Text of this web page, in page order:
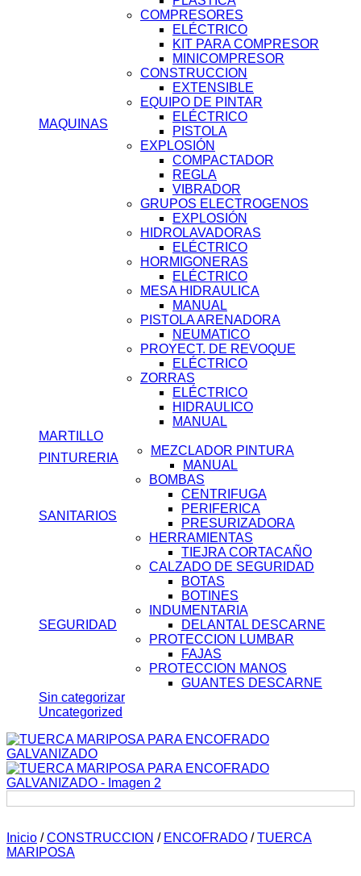
MAQUINAS
COMPRESORES
ELÉCTRICO
KIT PARA COMPRESOR
MINICOMPRESOR
CONSTRUCCION
EXTENSIBLE
EQUIPO DE PINTAR
ELÉCTRICO
PISTOLA
EXPLOSIÓN
COMPACTADOR
REGLA
VIBRADOR
GRUPOS ELECTROGENOS
EXPLOSIÓN
HIDROLAVADORAS
ELÉCTRICO
HORMIGONERAS
ELÉCTRICO
MESA HIDRAULICA
MANUAL
PISTOLA ARENADORA
NEUMATICO
PROYECT. DE REVOQUE
ELÉCTRICO
ZORRAS
ELÉCTRICO
HIDRAULICO
MANUAL
MARTILLO
PINTURERIA
MEZCLADOR PINTURA
MANUAL
SANITARIOS
BOMBAS
CENTRIFUGA
PERIFERICA
PRESURIZADORA
HERRAMIENTAS
TIEJRA CORTACAÑO
SEGURIDAD
CALZADO DE SEGURIDAD
BOTAS
BOTINES
INDUMENTARIA
DELANTAL DESCARNE
PROTECCION LUMBAR
FAJAS
PROTECCION MANOS
GUANTES DESCARNE
Sin categorizar
Uncategorized
Inicio / CONSTRUCCION / ENCOFRADO / TUERCA
MARIPOSA